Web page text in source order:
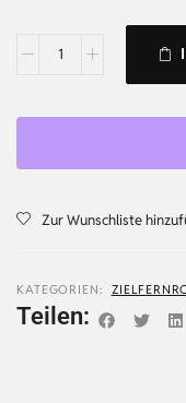
Zur Wunschliste
KATEGORIEN:
Teilen: